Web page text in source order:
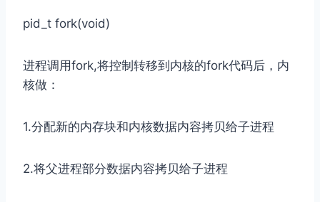
pid_t fork(void)
进程调用fork,将控制转移到内核的fork代码后，内
核做：
1.分配新的内存块和内核数据内容拷贝给子进程
2.将父进程部分数据内容拷贝给子进程